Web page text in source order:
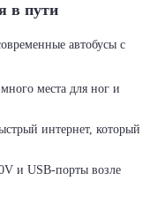
в пути
автобусы с
места для ног и
интернет, который
и USB-порты возле